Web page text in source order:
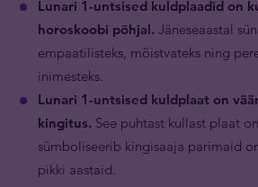
Lunari 1-untsised kuldplaadid on
horoskoobi põhjal. Jäneseaastal
empaatilisteks, mõistvateks ning
inimesteks.
Lunari 1-untsised kuldplaat on
kingitus. See puhtast kullast plaat
sümboliseerib kingisaaja parimaid
pikki aastaid.